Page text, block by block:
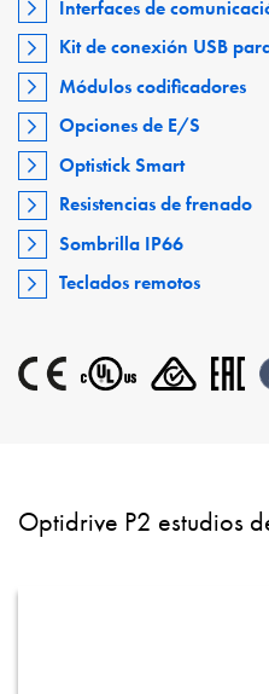
Interfaces de
Kit de conexión USB
Módulos codificadores
Opciones de E/S
Optistick Smart
Resistencias de frenado
Sombrilla IP66
Teclados remotos
Optidrive P2 estudios